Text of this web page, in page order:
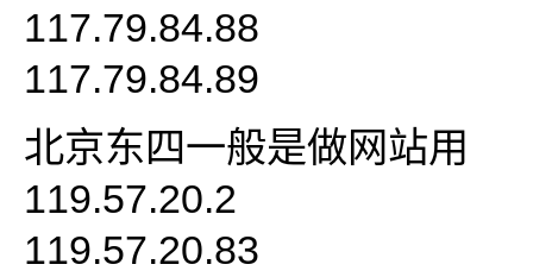
117.79.84.88
117.79.84.89
北京东四一般是做网站用
119.57.20.2
119.57.20.83